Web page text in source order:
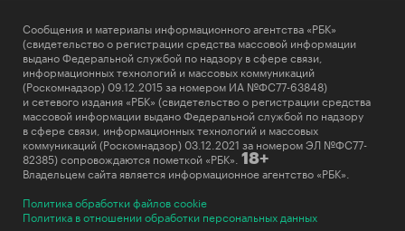
Сообщения и материалы информационного агентства «РБК»
(свидетельство о регистрации средства массовой информации
выдано Федеральной службой по надзору в сфере связи,
информационных технологий и массовых коммуникаций
(Роскомнадзор) 09.12.2015 за номером ИА №ФС77-63848)
и сетевого издания «РБК» (свидетельство о регистрации средства
массовой информации выдано Федеральной службой по надзору
в сфере связи, информационных технологий и массовых
коммуникаций (Роскомнадзор) 03.12.2021 за номером ЭЛ №ФС77-
82385) сопровождаются пометкой «РБК». 18+
Владельцем сайта является информационное агентство «РБК».
Политика обработки файлов cookie
Политика в отношении обработки персональных данных